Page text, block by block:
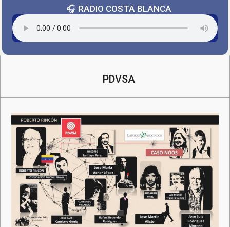
🎧 RADIO COSTA BLANCA
PDVSA